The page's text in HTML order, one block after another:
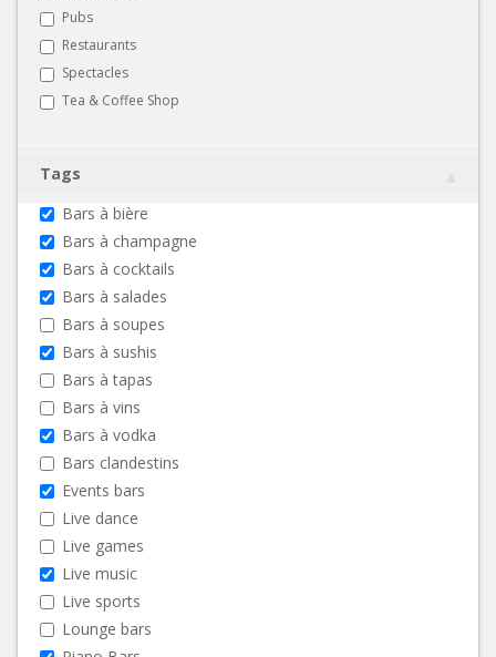
Pubs
Restaurants
Spectacles
Tea & Coffee Shop
Tags
Bars à bière
Bars à champagne
Bars à cocktails
Bars à salades
Bars à soupes
Bars à sushis
Bars à tapas
Bars à vins
Bars à vodka
Bars clandestins
Events bars
Live dance
Live games
Live music
Live sports
Lounge bars